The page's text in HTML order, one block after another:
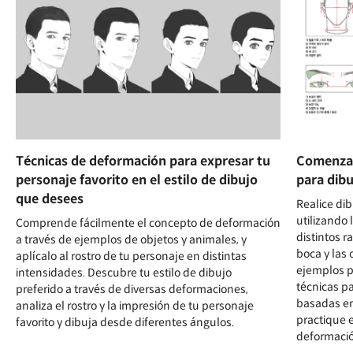
Técnicas de deformación para expresar tu
personaje favorito en el estilo de dibujo
que desees
Comprende fácilmente el concepto de deformación
a través de ejemplos de objetos y animales, y
aplícalo al rostro de tu personaje en distintas
intensidades. Descubre tu estilo de dibujo
preferido a través de diversas deformaciones,
analiza el rostro y la impresión de tu personaje
favorito y dibuja desde diferentes ángulos.
para
Realice
utilizando
distintos
boca y las
ejemplos
técnicas
basadas
practique